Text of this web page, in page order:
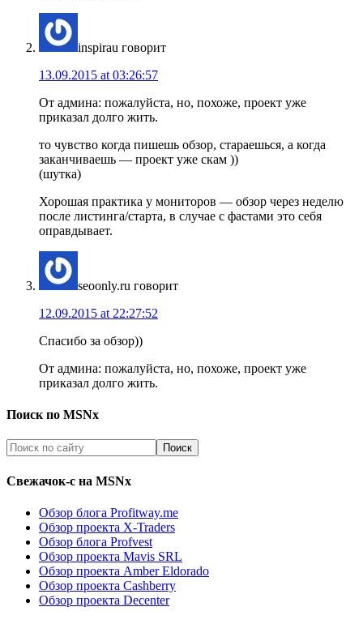
inspirau говорит
13.09.2015 at 03:26:57
От админа: пожалуйста, но, похоже, проект уже
приказал долго жить.
то чувство когда пишешь обзор, стараешься, а когда
заканчиваешь — проект уже скам ))
(шутка)
Хорошая практика у мониторов — обзор через неделю
после листинга/старта, в случае с фастами это себя
оправдывает.
seoonly.ru говорит
12.09.2015 at 22:27:52
Спасибо за обзор))
От админа: пожалуйста, но, похоже, проект уже
приказал долго жить.
Поиск по MSNx
Свежачок-с на MSNx
Обзор блога Profitway.me
Обзор проекта X-Traders
Обзор блога Profvest
Обзор проекта Mavis SRL
Обзор проекта Amber Eldorado
Обзор проекта Cashberry
Обзор проекта Decenter